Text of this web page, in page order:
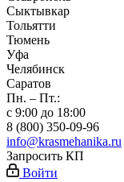
Сыктывкар
Тольятти
Тюмень
Уфа
Челябинск
Саратов
Пн. – Пт.:
с 9:00 до 18:00
8 (800) 350-09-96
info@krasmehanika.ru
Запросить КП
Войти